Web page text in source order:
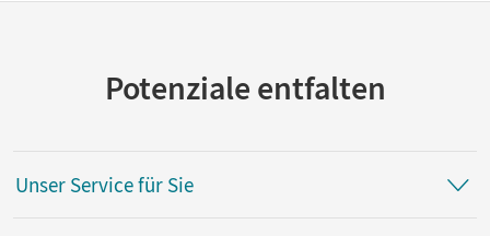
Potenziale entfalten
Unser Service für Sie